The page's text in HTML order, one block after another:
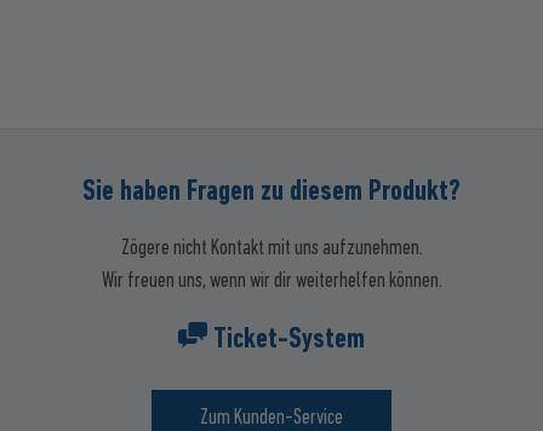
Sie haben Fragen zu diesem Produkt?
Zögere nicht Kontakt mit uns aufzunehmen.
Wir freuen uns, wenn wir dir weiterhelfen können.
Ticket-System
Zum Kunden-Service